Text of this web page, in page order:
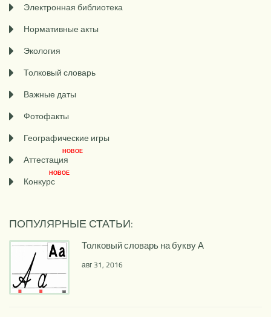
Электронная библиотека
Нормативные акты
Экология
Толковый словарь
Важные даты
Фотофакты
Географические игры
Аттестация
НОВОЕ
Конкурс
НОВОЕ
ПОПУЛЯРНЫЕ СТАТЬИ:
Толковый словарь на букву А
авг 31, 2016